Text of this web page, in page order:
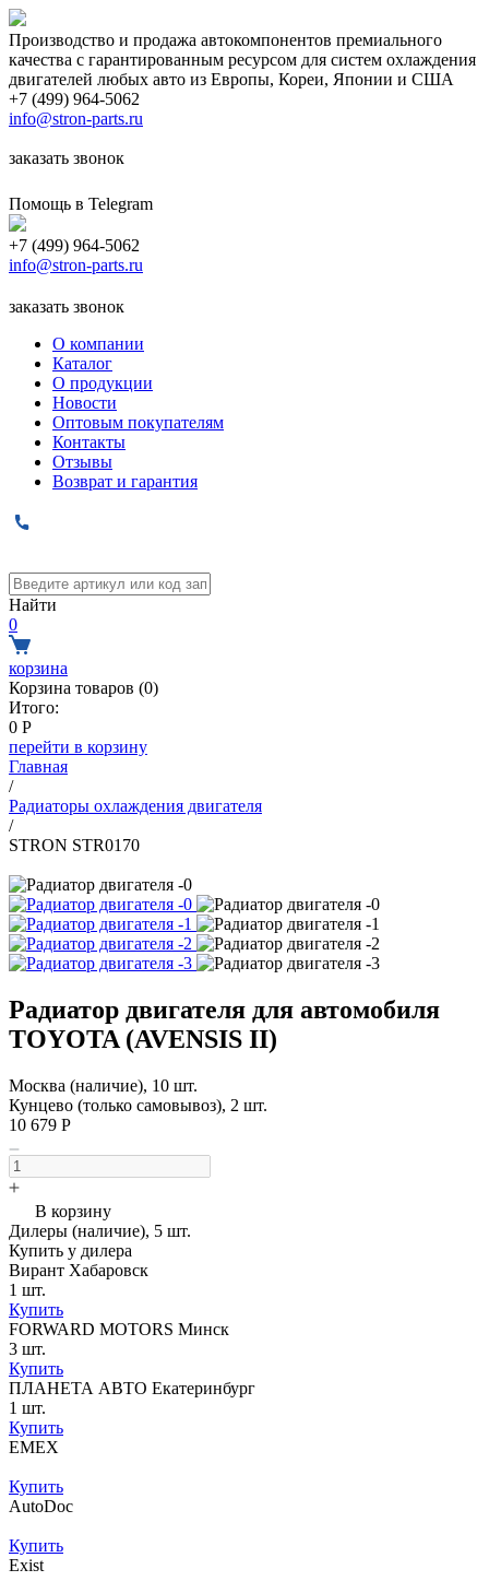
Производство и продажа автокомпонентов премиального
качества с гарантированным ресурсом для систем охлаждения
двигателей любых авто из Европы, Кореи, Японии и США
+7 (499) 964-5062
info@stron-parts.ru
заказать звонок
Помощь в Telegram
+7 (499) 964-5062
info@stron-parts.ru
заказать звонок
О компании
Каталог
О продукции
Новости
Оптовым покупателям
Контакты
Отзывы
Возврат и гарантия
Найти
0
корзина
Корзина товаров (0)
Итого:
0 Р
перейти в корзину
Главная
/
Радиаторы охлаждения двигателя
/
STRON STR0170
Радиатор двигателя для автомобиля
TOYOTA (AVENSIS II)
Москва (наличие), 10 шт.
Кунцево (только самовывоз), 2 шт.
10 679 Р
В корзину
Дилеры (наличие), 5 шт.
Купить у дилера
Вирант Хабаровск
1 шт.
Купить
FORWARD MOTORS Минск
3 шт.
Купить
ПЛАНЕТА АВТО Екатеринбург
1 шт.
Купить
EMEX
Купить
AutoDoc
Купить
Exist